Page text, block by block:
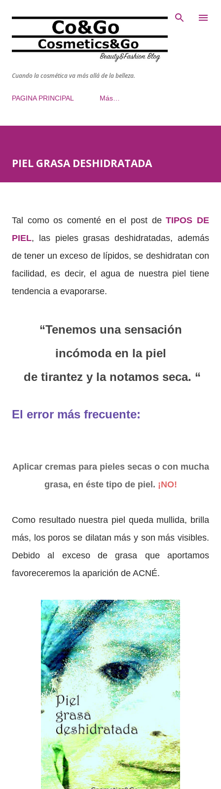
Cuando la cosmética va más allá de la belleza.
PAGINA PRINCIPAL Más…
PIEL GRASA DESHIDRATADA
Tal como os comenté en el post deTIPOS DE
PIEL, las pieles grasas deshidratadas, además
de tener un exceso de lípidos, se deshidratan con
facilidad, es decir, el agua de nuestra piel tiene
tendencia a evaporarse.
“Tenemos una sensación
incómoda en la piel
de tirantez y la notamos seca. “
El error más frecuente:
Aplicar cremas para pieles secas o con mucha
grasa, en éste tipo de piel. ¡NO!
Como resultado nuestra piel queda mullida, brilla
más, los poros se dilatan más y son más visibles.
Debido al exceso de grasa que aportamos
favoreceremos la aparición de ACNÉ.